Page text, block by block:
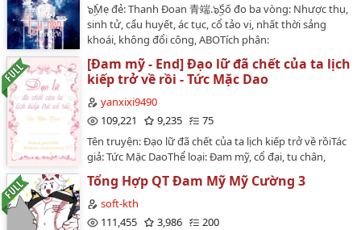
Thiên - cậu nhóc nhỏ hơn mình mười mấy tuổi, vừa
mới trưởng thành. Vì không muốn dạy hư cậu nhóc, từ
nay bắt đầu cuộc sống hôn nhân thanh tâm quả dục,
không bao trai không chơi gái không 419.Hạ Thiên vì
muốn nhập học, gả cho chú Hàn - người mà cậu từ
nhỏ đến lớn luôn luôn tôn kính. Một thời gian sau, Hạ
Thiên phát hiện chú Hàn không hề chính trực vĩ đại
như bề ngoài, chỉ đáng tiếc phát hiện quá muộn, trái
tim đã rơi vào tay giặc mất rồi.Chú ý: Trước khi biết thụ
công đi qua ngàn bụi hoa.…
๖ۣۜMẹ đẻ: Thanh Đoan 青端.๖ۣۜSố đo ba vòng: Nhược thụ,
sinh tử, cẩu huyết, ác tục, cổ tảo vị, nhất thời sảng
khoái, không đổi công, ABOTích phân:
83,498,192Nguồn: Tấn Giang + khotangdammy.๖ۣۜH
ưởng thọ theo sổ tử thần: Hoàn 58 tuổi + 0 lần chết
lâm sàn…
[Đam mỹ - End] Đạo lữ đã chết của ta lịch
kiếp trở về rồi - Tức Mặc Dao
yanxixi9490
109,221
9,235
75
Tên truyện: Đạo lữ đã chết của ta lịch kiếp trở về rồiTác
giả: Tức Mặc DaoThể loại: Đam mỹ, cổ đại, tu chân,
xuyên sách, sảng văn, chủ thụ, cường cường, nhẹ
nhàng, 1v1, HEĐộ dài: 63 chương + 13 ngoại
truyệnBiên tập bởi Yanxixi ⸜(｡˃ ᵕ ˂ )⸝♡Truyện chỉ được
đăng tải duy nhất trên Wattpad này và Wordpress
Tổng Hợp QT Đam Mỹ Mỹ Cường 3
soft-kth
111,455
3,986
200